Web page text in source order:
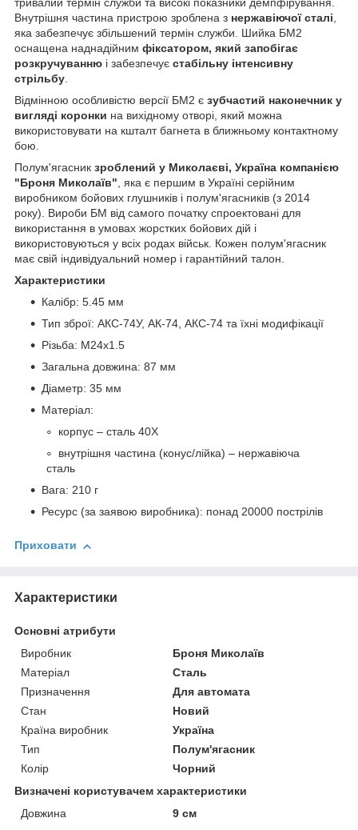
Внутрішня частина пристрою зроблена з нержавіючої сталі
яка забезпечує збільшений термін служби. Шийка БМ2
оснащена наднадійним фіксатором, який запобігає
розкручуванню і забезпечує стабільну інтенсивну
стрільбу
Відмінною особливістю версії БМ2 є зубчастий наконечник у
вигляді коронки на вихідному отворі, який можна
використовувати на кшталт багнета в ближньому контактному
бою.
Полум'ягасник зроблений у Миколаєві, Україна компанією
"Броня Миколаїв" , яка є першим в Україні серійним
виробником бойових глушників і полум'ягасників (з 2014
року). Вироби БМ від самого початку спроектовані для
використання в умовах жорстких бойових дій і
використовуються у всіх родах військ. Кожен полум'ягасник
має свій індивідуальний номер і гарантійний талон.
Характеристики
Калібр: 5.45 мм
Тип зброї: АКС-74У, АК-74, АКС-74 та їхні модифікації
Різьба: M24x1.5
Загальна довжина: 87 мм
Діаметр: 35 мм
Матеріал:
корпус – сталь 40Х
внутрішня частина (конус/лійка) – нержавіюча
сталь
Вага: 210 г
Ресурс (за заявою виробника): понад 20000 пострілів
Приховати
Характеристики
Основні атрибути
Виробник
Броня Миколаїв
Матеріал
Сталь
Призначення
Для автомата
Стан
Новий
Країна виробник
Україна
Тип
Полум'ягасник
Колір
Чорний
Визначені користувачем характеристики
Довжина
9 см